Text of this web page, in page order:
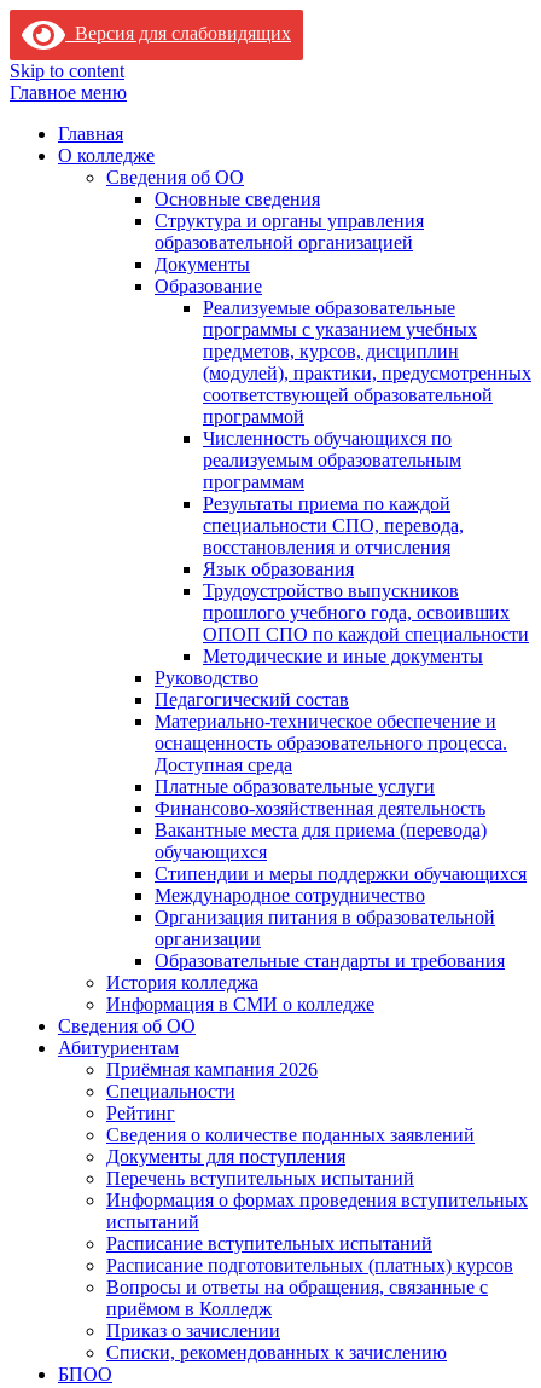
Версия для слабовидящих
Skip to content
Главное меню
Главная
О колледже
Сведения об ОО
Основные сведения
Структура и органы управления
образовательной организацией
Документы
Образование
Реализуемые образовательные
программы с указанием учебных
предметов, курсов, дисциплин
(модулей), практики, предусмотренных
соответствующей образовательной
программой
Численность обучающихся по
реализуемым образовательным
программам
Результаты приема по каждой
специальности СПО, перевода,
восстановления и отчисления
Язык образования
Трудоустройство выпускников
прошлого учебного года, освоивших
ОПОП СПО по каждой специальности
Методические и иные документы
Руководство
Педагогический состав
Материально-техническое обеспечение и
оснащенность образовательного процесса.
Доступная среда
Платные образовательные услуги
Финансово-хозяйственная деятельность
Вакантные места для приема (перевода)
обучающихся
Стипендии и меры поддержки обучающихся
Международное сотрудничество
Организация питания в образовательной
организации
Образовательные стандарты и требования
История колледжа
Информация в СМИ о колледже
Сведения об ОО
Абитуриентам
Приёмная кампания 2026
Специальности
Рейтинг
Сведения о количестве поданных заявлений
Документы для поступления
Перечень вступительных испытаний
Информация о формах проведения вступительных
испытаний
Расписание вступительных испытаний
Расписание подготовительных (платных) курсов
Вопросы и ответы на обращения, связанные с
приёмом в Колледж
Приказ о зачислении
Списки, рекомендованных к зачислению
БПОО